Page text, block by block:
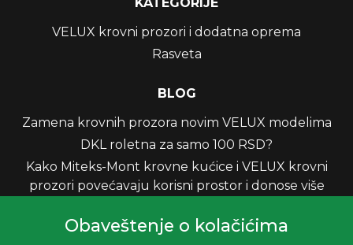
VELUX krovni prozori i dodatna oprema
Rasveta
BLOG
Zamena krovnih prozora novim VELUX modelima
DKL roletna za samo 100 RSD?
Kako Miteks-Mont krovne kućice i VELUX krovni
prozori povećavaju korisni prostor i donose više
Obaveštenje o kolačićima